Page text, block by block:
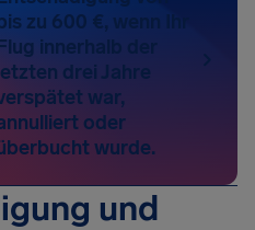
zu 600 €, wenn Ihr
innerhalb der
drei Jahre
war,
oder
wurde.
und